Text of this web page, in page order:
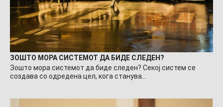
ЗОШТО МОРА СИСТЕМОТ ДА БИДЕ СЛЕДЕН?
Зошто мора системот да биде следен? Секој систем се
создава со одредена цел, кога станува…